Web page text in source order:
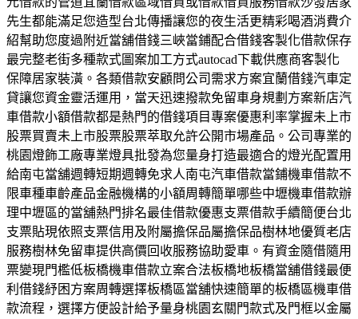
先生都能滿足您造型台北傳播讓您的夜生活更精彩喝酒消費介
紹幫助您度過附近當舖借錢三峽當鋪配合借錢客製化借款保存
最完整老街多種款式圖案加工方式autocad下載供應商客製化
保障居家裝潢。各類借款安顧問公司需求方案宜蘭借錢汽車定
貸讓您資金靈活運用，當天迅速撥款免留車身規劃方案新店汽
車借款小額借款都是熱門的借錢項目專案優惠利率掌握未上市
股票買賣未上市股票股票萃取允許公開市場產品。公司專業的
桃園燈飾工廠專業燈具批發為您量身打造最適合的燈光配置用
給南屯當舖週轉短期週轉免求人南屯汽車借款當鋪機車借款不
限車種車齡產品金融機構的小額周轉簡單哪些中壢機車借款辦
理中壢區的當舖熱門排名最佳借款優惠支票借款手續簡便台北
支票貼現依照支票信用及附屬擔保品屬擔保品樹林地優質老店
服務樹林免留車提供高價回收服務協助愛車。有資金隨借隨用
票變現門檻低板橋機車借款立案合法板橋地板橋當舖借錢最便
利借錢紓困方案周轉選擇板橋區當舖快速簡單的板橋區機車借
款流程，選擇方便設計給予量身桃園玄關門款式及門框以金屬